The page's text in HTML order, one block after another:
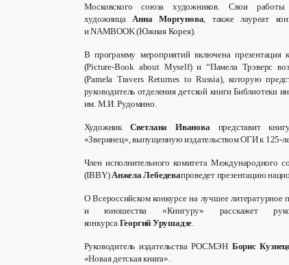
Московского союза художников. Свои работы
художница Анна Моргунова , также лауреат
и NAMBOOK (Южная Корея).
В программу мероприятий включена презентация
(Picture-Book about Myself) и “Памела Трэверс
(Pamela Travers Returnes to Russia), которую
руководитель отделения детской книги Библиотеки
им. М.И. Рудомино.
Художник Светлана Иванова представит
«Зверинец», выпущенную издательством ОГИ к 125-
Член исполнительного комитета Международного
(IBBY) Анжела Лебедевапроведет презентацию
О Всероссийском конкурсе на лучшее литературное
и юношества «Книгуру» расскажет
конкурса Георгий Урушадзе
Руководитель издательства РОСМЭН Борис
«Новая детская книга».